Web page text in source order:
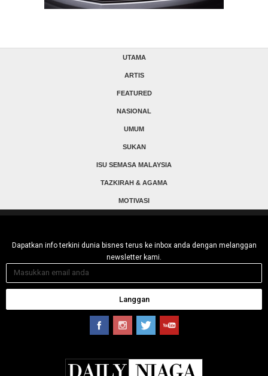
UTAMA
ARTIS
FEATURED
NASIONAL
UMUM
SUKAN
ISU SEMASA MALAYSIA
TAZKIRAH & AGAMA
MOTIVASI
Dapatkan info terkini dunia bisnes terus ke inbox anda dengan melanggan
newsletter kami.
Langgan